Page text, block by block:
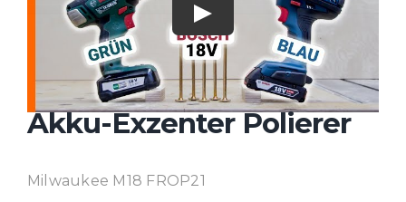
Akku-Exzenter Polierer
Milwaukee M18 FROP21